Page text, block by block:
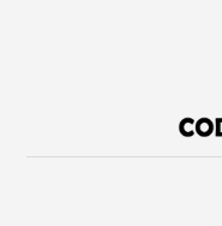
codewing.de